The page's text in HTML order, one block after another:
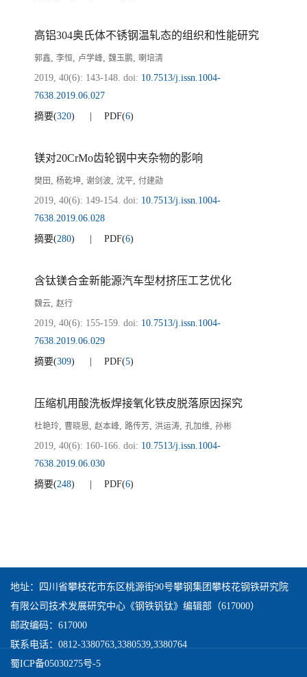
高铝304奥氏体不锈钢温轧态的组织和性能研究
郭鑫, 李恒, 卢学峰, 魏玉鹏, 喇培清
2019, 40(6): 143-148. doi: 10.7513/j.issn.1004-
7638.2019.06.027
摘要(320) PDF(6)
镁对20CrMo齿轮钢中夹杂物的影响
樊田 , 杨乾坤, 谢剑波, 沈平, 付建勋
2019, 40(6): 149-154. doi: 10.7513/j.issn.1004-
7638.2019.06.028
摘要(280) PDF(6)
含钛镁合金新能源汽车型材挤压工艺优化
魏云, 赵行
2019, 40(6): 155-159. doi: 10.7513/j.issn.1004-
7638.2019.06.029
摘要(309) PDF(5)
压缩机用酸洗板焊接氧化铁皮脱落原因探究
杜艳玲, 曹晓恩, 赵本峰, 路传芳, 洪运涛, 孔加维, 孙彬
2019, 40(6): 160-166. doi: 10.7513/j.issn.1004-
7638.2019.06.030
摘要(248) PDF(6)
地址：四川省攀枝花市东区桃源街90号攀钢集团攀枝花钢铁研究院
有限公司技术发展研究中心《钢铁钒钛》编辑部（617000）
邮政编码：617000
联系电话：0812-3380763,3380539,3380764
蜀ICP备05030275号-5